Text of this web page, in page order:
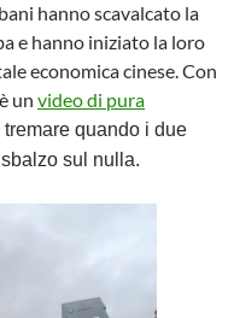
hanno scavalcato la
e hanno iniziato la loro
economica cinese. Con
un video di pura
quando i due
sul nulla.